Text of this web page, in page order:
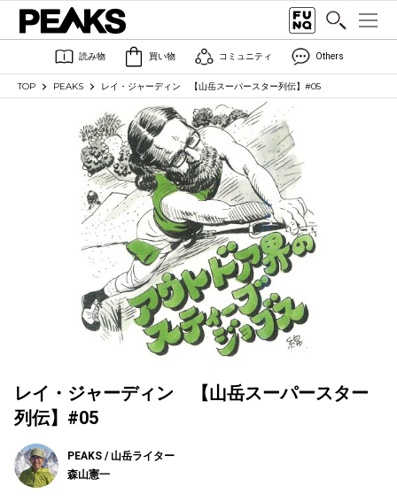
読み物 買い物 コミュニティ Others
TOP PEAKS レイ・ジャーディン 【山岳スーパースター列伝】#05
レイ・ジャーディン 【山岳スーパースター
列伝】#05
PEAKS / 山岳ライター
森山憲一